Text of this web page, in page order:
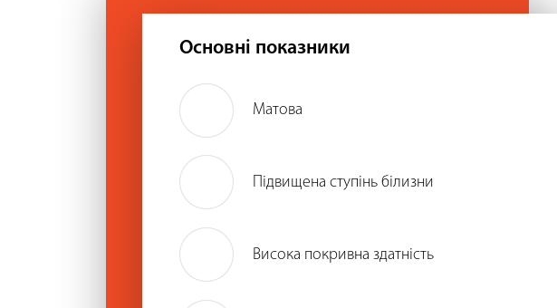
Основні показники
Матова
Підвищена ступінь білизни
Висока покривна здатність